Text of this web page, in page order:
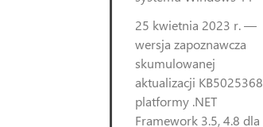
25 kwietnia 2023 r. —
wersja zapoznawcza
skumulowanej
aktualizacji KB5025368
platformy .NET
Framework 3.5, 4.8 dla